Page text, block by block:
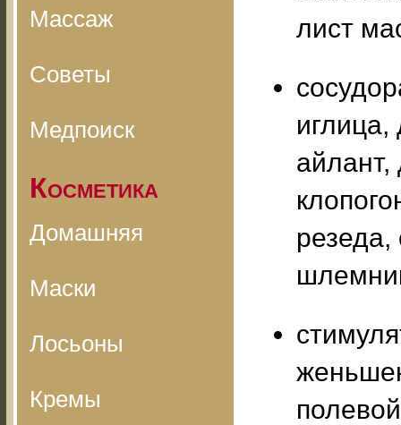
Массаж
Советы
Медпоиск
Косметика
Домашняя
Маски
Лосьоны
Кремы
лист
айлант,